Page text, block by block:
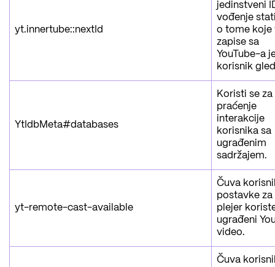
yt.innertube::nextId
jedinstveni
vođenje
o tome koje
zapise sa
YouTube-a
korisnik
YtIdbMeta#databases
Koristi se za
praćenje
interakcije
korisnika sa
ugrađenim
sadržajem.
yt-remote-cast-available
Čuva
postavke za
plejer
ugrađeni
video.
Čuva